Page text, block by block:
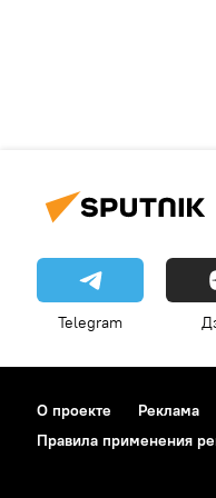
Telegram
О проекте Реклама
Правила применения